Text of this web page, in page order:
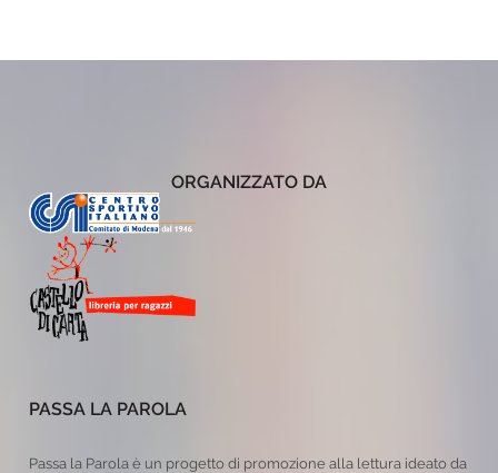
ORGANIZZATO DA
PASSA LA PAROLA
Passa la Parola è un progetto di promozione alla lettura ideato da